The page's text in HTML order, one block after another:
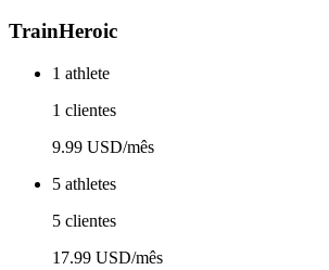
TrainHeroic
1 athlete
1 clientes
9.99 USD/mês
5 athletes
5 clientes
17.99 USD/mês